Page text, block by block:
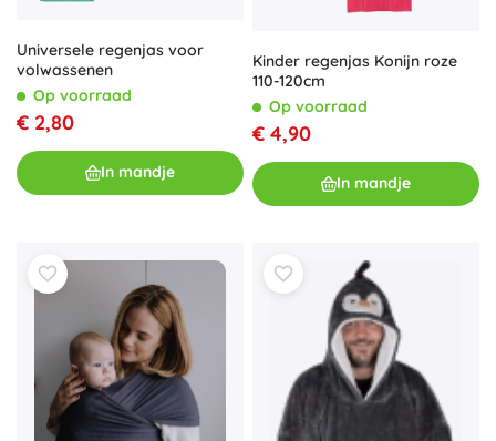
Universele regenjas voor
volwassenen
Op voorraad
€ 2,80
In mandje
Kinder regenjas Konijn roze
110-120cm
Op voorraad
€ 4,90
In mandje